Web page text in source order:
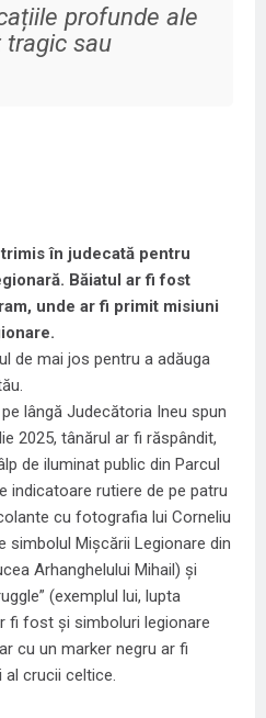
profunde ale
tragic sau
în judecată pentru
Băiatul ar fi fost
unde ar fi primit misiuni
de mai jos pentru a adăuga
lângă Judecătoria Ineu spun
2025, tânărul ar fi răspândit,
de iluminat public din Parcul
indicatoare rutiere de pe patru
cu fotografia lui Corneliu
simbolul Mișcării Legionare din
Arhanghelului Mihail) și
(exemplul lui, lupta
fi fost și simboluri legionare
cu un marker negru ar fi
crucii celtice.